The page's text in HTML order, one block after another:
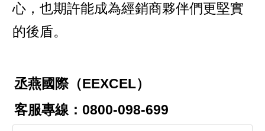
心，也期許能成為經銷商夥伴們更堅實
的後盾。
丞燕國際（EEXCEL）
客服專線：0800-098-699